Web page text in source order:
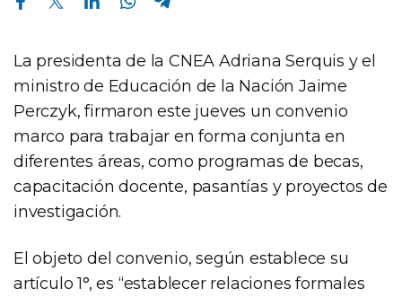
La presidenta de la CNEA Adriana Serquis y el
ministro de Educación de la Nación Jaime
Perczyk, firmaron este jueves un convenio
marco para trabajar en forma conjunta en
diferentes áreas, como programas de becas,
capacitación docente, pasantías y proyectos de
investigación.
El objeto del convenio, según establece su
artículo 1°, es “establecer relaciones formales